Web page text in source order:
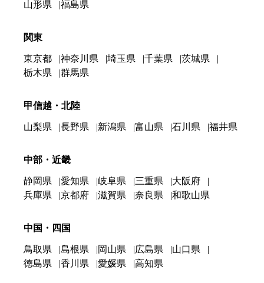
山形県
福島県
関東
東京都 神奈川県 埼玉県 千葉県
茨城県
栃木県
群馬県
甲信越・北陸
山梨県 長野県 新潟県 富山県 石川県 福井県
中部・近畿
静岡県 愛知県 岐阜県 三重県
大阪府
兵庫県
京都府 滋賀県 奈良県 和歌山県
中国・四国
鳥取県 島根県 岡山県 広島県
山口県
徳島県
香川県 愛媛県 高知県